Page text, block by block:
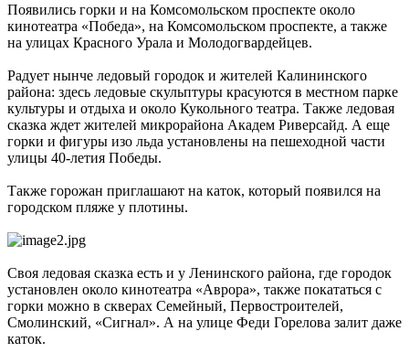
Появились горки и на Комсомольском проспекте около
кинотеатра «Победа», на Комсомольском проспекте, а также
на улицах Красного Урала и Молодогвардейцев.
Радует нынче ледовый городок и жителей Калининского
района: здесь ледовые скульптуры красуются в местном парке
культуры и отдыха и около Кукольного театра. Также ледовая
сказка ждет жителей микрорайона Академ Риверсайд. А еще
горки и фигуры изо льда установлены на пешеходной части
улицы 40-летия Победы.
Также горожан приглашают на каток, который появился на
городском пляже у плотины.
Своя ледовая сказка есть и у Ленинского района, где городок
установлен около кинотеатра «Аврора», также покататься с
горки можно в скверах Семейный, Первостроителей,
Смолинский, «Сигнал». А на улице Феди Горелова залит даже
каток.